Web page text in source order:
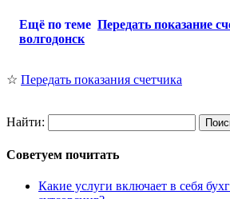
Ещё по теме Передать показание
волгодонск
☆ Передать показания счетчика
Найти:
Советуем почитать
Какие услуги включает в себя